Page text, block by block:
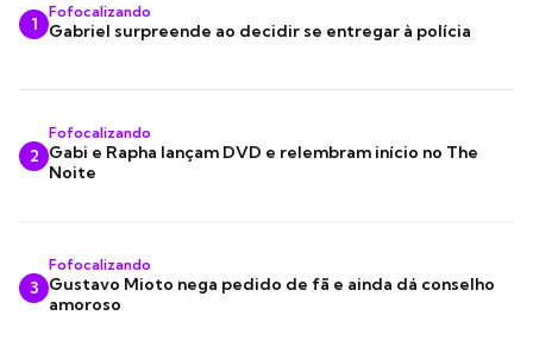
1
Fofocalizando
Gabriel surpreende ao decidir se entregar à polícia
2
Fofocalizando
Gabi e Rapha lançam DVD e relembram início no The
Noite
3
Fofocalizando
Gustavo Mioto nega pedido de fã e ainda dá conselho
amoroso